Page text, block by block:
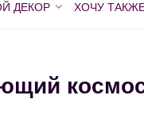
ДЕКОР ХОЧУ